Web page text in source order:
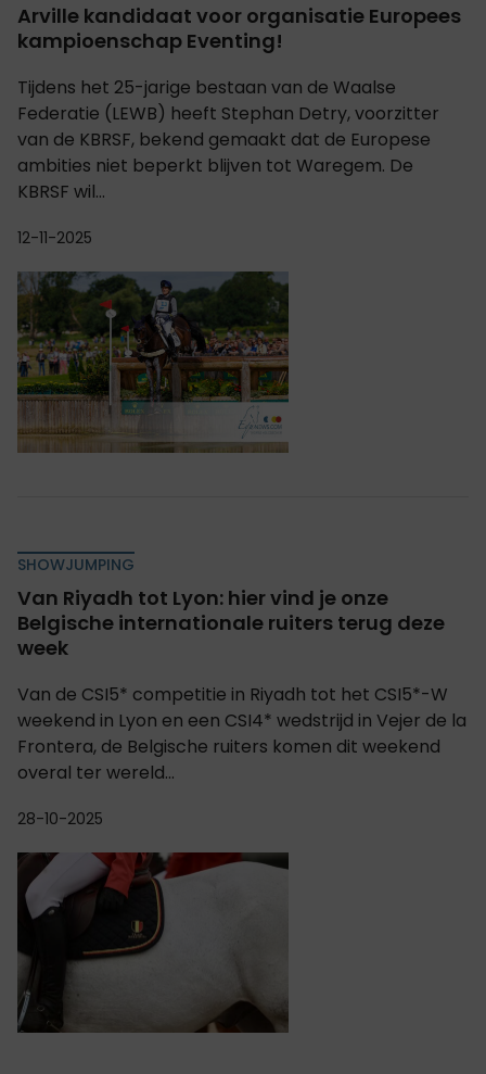
Arville kandidaat voor organisatie Europees
kampioenschap Eventing!
Tijdens het 25-jarige bestaan van de Waalse
Federatie (LEWB) heeft Stephan Detry, voorzitter
van de KBRSF, bekend gemaakt dat de Europese
ambities niet beperkt blijven tot Waregem. De
KBRSF wil...
12-11-2025
SHOWJUMPING
Van Riyadh tot Lyon: hier vind je onze
Belgische internationale ruiters terug deze
week
Van de CSI5* competitie in Riyadh tot het CSI5*-W
weekend in Lyon en een CSI4* wedstrijd in Vejer de la
Frontera, de Belgische ruiters komen dit weekend
overal ter wereld...
28-10-2025